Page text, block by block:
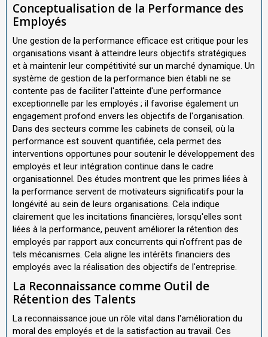
Conceptualisation de la Performance des
Employés
Une gestion de la performance efficace est critique pour les
organisations visant à atteindre leurs objectifs stratégiques
et à maintenir leur compétitivité sur un marché dynamique. Un
système de gestion de la performance bien établi ne se
contente pas de faciliter l'atteinte d'une performance
exceptionnelle par les employés ; il favorise également un
engagement profond envers les objectifs de l'organisation.
Dans des secteurs comme les cabinets de conseil, où la
performance est souvent quantifiée, cela permet des
interventions opportunes pour soutenir le développement des
employés et leur intégration continue dans le cadre
organisationnel. Des études montrent que les primes liées à
la performance servent de motivateurs significatifs pour la
longévité au sein de leurs organisations. Cela indique
clairement que les incitations financières, lorsqu'elles sont
liées à la performance, peuvent améliorer la rétention des
employés par rapport aux concurrents qui n'offrent pas de
tels mécanismes. Cela aligne les intérêts financiers des
employés avec la réalisation des objectifs de l'entreprise.
La Reconnaissance comme Outil de
Rétention des Talents
La reconnaissance joue un rôle vital dans l'amélioration du
moral des employés et de la satisfaction au travail. Ces